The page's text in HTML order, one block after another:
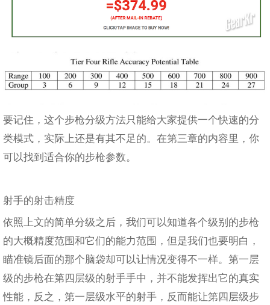
要记住，这个步枪分级方法只能给大家提供一个快速的分
类模式，实际上还是有其不足的。在第三章的内容里，你
可以找到适合你的步枪参数。
射手的射击精度
依照上文的简单分级之后，我们可以知道各个级别的步枪
的大概精度范围和它们的能力范围，但是我们也要明白，
瞄准镜后面的那个脑袋却可以让情况变得不一样。第一层
级的步枪在第四层级的射手手中，并不能发挥出它的真实
性能，反之，第一层级水平的射手，反而能让第四层级步